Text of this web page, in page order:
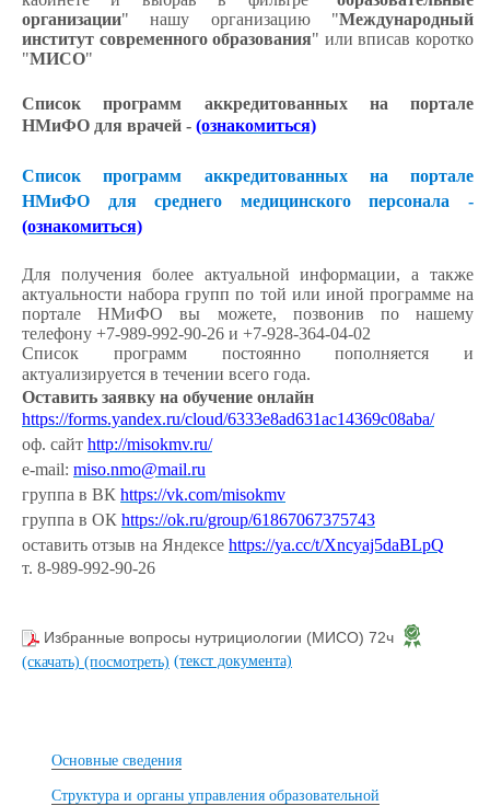
организации" нашу организацию "Международный
институт современного образования" или вписав коротко
"МИСО"
Список программ аккредитованных на портале
НМиФО для врачей - (ознакомиться)
Список программ аккредитованных на портале
НМиФО для среднего медицинского персонала -
(ознакомиться)
Для получения более актуальной информации, а также
актуальности набора групп по той или иной программе на
портале НМиФО вы можете, позвонив по нашему
телефону +7-989-992-90-26 и +7-928-364-04-02
Список программ постоянно пополняется и
актуализируется в течении всего года.
Оставить заявку на обучение онлайн
https://forms.yandex.ru/cloud/6333e8ad631ac14369c08aba/
оф. сайт http://misokmv.ru/
e-mail: miso.nmo@mail.ru
группа в ВК https://vk.com/misokmv
группа в ОК https://ok.ru/group/61867067375743
оставить отзыв на Яндексе https://ya.cc/t/Xncyaj5daBLpQ
т. 8-989-992-90-26
Избранные вопросы нутрициологии (МИСО) 72ч
(скачать) (посмотреть) (текст документа)
Основные сведения
Структура и органы управления образовательной